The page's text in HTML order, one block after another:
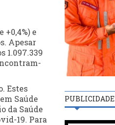
e
Apesar
1.097.339
Estes
Saúde
da Saúde
19. Para
PUBLICIDADE